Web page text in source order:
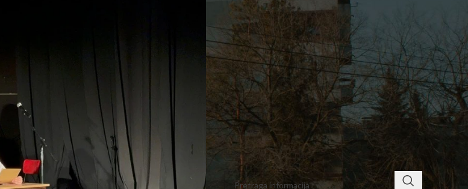
2 4 7
9 10 11 12 13
16 17 18 19 20 21 22
23 24 25 26 27
28
« jan
mar »
< class="widget-title">ПРОНАЂИТЕ